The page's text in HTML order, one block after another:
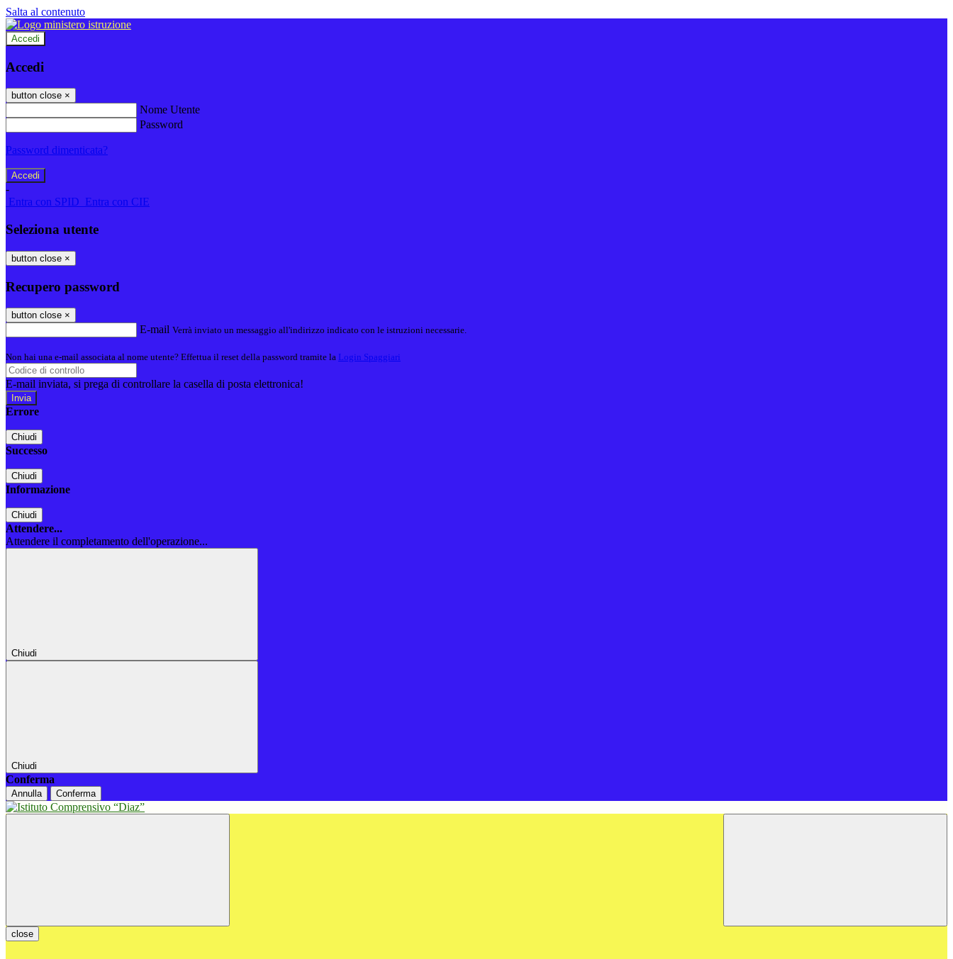
Salta al contenuto
Accedi
Accedi
button close ×
Nome Utente
Password
Password dimenticata?
-
Entra con SPID Entra con CIE
Seleziona utente
button close ×
Recupero password
button close ×
E-mail Verrà inviato un messaggio all'indirizzo indicato con le istruzioni necessarie.
Non hai una e-mail associata al nome utente? Effettua il reset della password tramite la Login Spaggiari
E-mail inviata, si prega di controllare la casella di posta elettronica!
Errore
Chiudi
Successo
Chiudi
Informazione
Chiudi
Attendere...
Attendere il completamento dell'operazione...
Chiudi
Chiudi
Conferma
Annulla Conferma
close